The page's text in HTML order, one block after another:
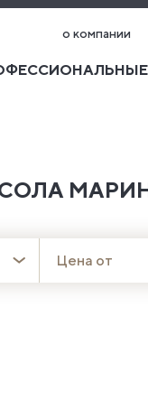
о компании
Цена от